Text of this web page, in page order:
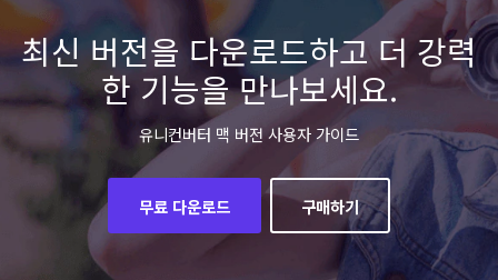
유틸리티
솔루션
회사 소개
뉴스룸
플랜 및 가격
도움말 센터
올인원 미디어 툴박스
유니컨버터-윈도우 버전
제품 기능
음성 텍스트 변환
음성/동영상을 텍스트로 빠르고 정확
하게 변환하세요.
New
동영상 변환
업그레이드된 뛰어난 지능형 변환 프로
Hot
온라인 도구
온라인 오디오 편집기
오디오 변환
New
Hot
V17 업그레이드
블로그
New
최신 버전을 다운로드하고 더 강력
한 기능을 만나보세요.
유니컨버터 맥 버전 사용자 가이드
무료 다운로드 구매하기